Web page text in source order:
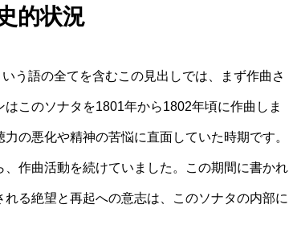
的状況
う語の全てを含むこの見出しでは、まず作曲さ
このソナタを1801年から1802年頃に作曲しま
の悪化や精神の苦悩に直面していた時期です。
作曲活動を続けていました。この期間に書かれ
る絶望と再起への意志は、このソナタの内部に